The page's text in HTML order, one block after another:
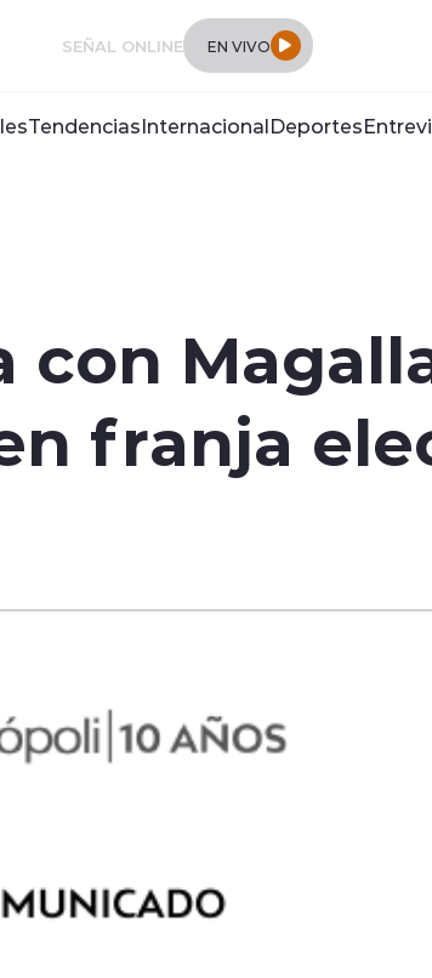
SEÑAL ONLINE EN VIVO
TendenciasInternacionalDeportes
con
franja